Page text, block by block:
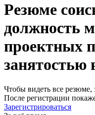
Резюме
должность
проектных
занятостью
Чтобы видеть все резюме,
После регистрации
Зарегистрироваться